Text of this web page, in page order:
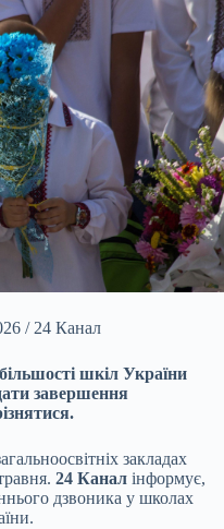
/ 24 Канал
шкіл України
завершення
закладах
24 Канал інформує,
дзвоника у школах